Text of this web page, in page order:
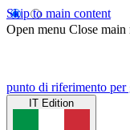
Skip to main content
Open menu Close main
punto di riferimento
IT Edition